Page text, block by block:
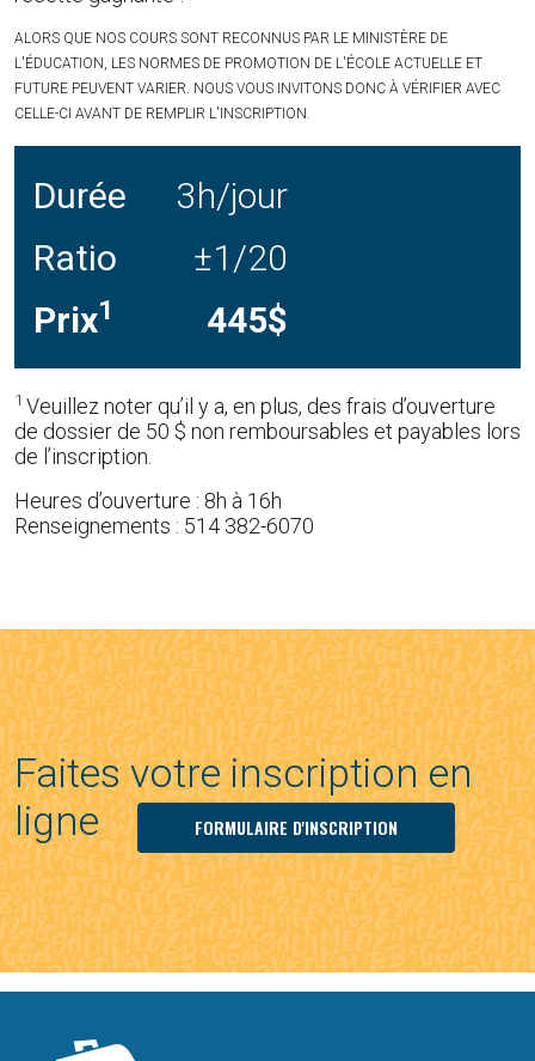
ALORS QUE NOS COURS SONT RECONNUS PAR LE MINISTÈRE DE
L'ÉDUCATION, LES NORMES DE PROMOTION DE L'ÉCOLE ACTUELLE ET
FUTURE PEUVENT VARIER. NOUS VOUS INVITONS DONC À VÉRIFIER AVEC
CELLE-CI AVANT DE REMPLIR L'INSCRIPTION.
Durée
3h/jour
Ratio
±1/20
Prix1 445$
1 Veuillez noter qu’il y a, en plus, des frais d’ouverture
de dossier de 50 $ non remboursables et payables lors
de l’inscription.
Heures d’ouverture : 8h à 16h
Renseignements : 514 382-6070
Faites votre inscription en
ligne
FORMULAIRE D'INSCRIPTION